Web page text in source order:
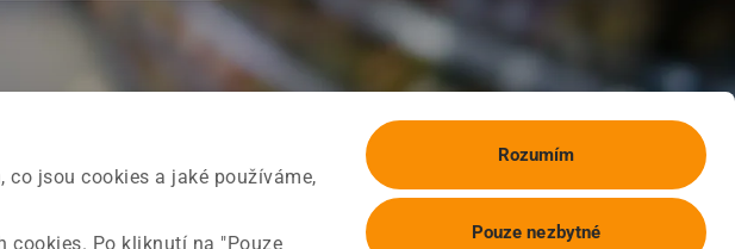
co jsou cookies a jaké používáme,
cookies. Po kliknutí na "Pouze
Rozumím
Pouze nezbytné